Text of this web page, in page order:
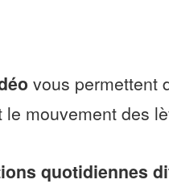
vous permettent
le mouvement des
quotidiennes